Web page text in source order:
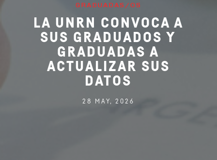
GRADUADAS/OS
LA UNRN CONVOCA A
SUS GRADUADOS Y
GRADUADAS A
ACTUALIZAR SUS
DATOS
28 MAY, 2026